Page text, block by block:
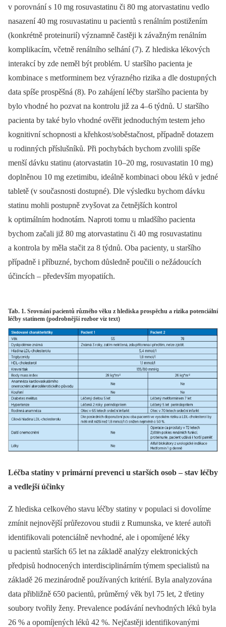
v porovnání s 10 mg rosuvastatinu či 80 mg atorvastatinu vedlo
nasazení 40 mg rosuvastatinu u pacientů s renálním postižením
(konkrétně proteinurií) významně častěji k závažným renálním
komplikacím, včetně renálního selhání (7). Z hlediska lékových
interakcí by zde neměl být problém. U staršího pacienta je
kombinace s metforminem bez výrazného rizika a dle dostupných
data spíše prospěšná (8). Po zahájení léčby staršího pacienta by
bylo vhodné ho pozvat na kontrolu již za 4–6 týdnů. U staršího
pacienta by také bylo vhodné ověřit jednoduchým testem jeho
kognitivní schopnosti a křehkost/soběstačnost, případně dotazem
u rodinných příslušníků. Při pochybách bychom zvolili spíše
menší dávku statinu (atorvastatin 10–20 mg, rosuvastatin 10 mg)
doplněnou 10 mg ezetimibu, ideálně kombinaci obou léků v jedné
tabletě (v současnosti dostupné). Dle výsledku bychom dávku
statinu mohli postupně zvyšovat za četnějších kontrol
k optimálním hodnotám. Naproti tomu u mladšího pacienta
bychom začali již 80 mg atorvastatinu či 40 mg rosuvastatinu
a kontrola by měla stačit za 8 týdnů. Oba pacienty, u staršího
případně i příbuzné, bychom důsledně poučili o nežádoucích
účincích –⁠ především myopatiích.
Tab. 1. Srovnání pacientů různého věku z hlediska prospěchu a rizika potenciální
léčby statinem (podrobnější rozbor viz text)
Léčba statiny v primární prevenci u starších osob –⁠ stav léčby
a vedlejší účinky
Z hlediska celkového stavu léčby statiny v populaci si dovolíme
zmínit nejnovější průřezovou studii z Rumunska, ve které autoři
identifikovali potenciálně nevhodné, ale i opomíjené léky
u pacientů starších 65 let na základě analýzy elektronických
předpisů hodnocených interdisciplinárním týmem specialistů na
základě 26 mezinárodně používaných kritérií. Byla analyzována
data přibližně 650 pacientů, průměrný věk byl 75 let, 2 třetiny
soubory tvořily ženy. Prevalence podávání nevhodných léků byla
26 % a opomíjených léků 42 %. Nejčastěji identifikovanými